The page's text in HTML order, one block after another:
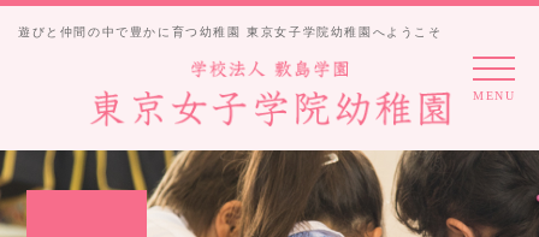
遊びと仲間の中で豊かに育つ幼稚園 東京女子学院幼稚園へようこそ
MENU